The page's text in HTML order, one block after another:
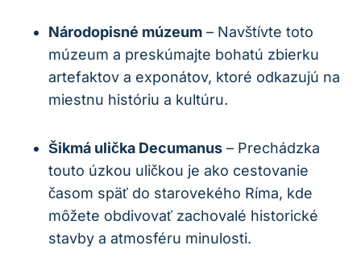
Národopisné múzeum – Navštívte toto
múzeum a preskúmajte bohatú zbierku
artefaktov a exponátov, ktoré odkazujú na
miestnu históriu a kultúru.
Šikmá ulička Decumanus – Prechádzka
touto úzkou uličkou je ako cestovanie
časom späť do starovekého Ríma, kde
môžete obdivovať zachovalé historické
stavby a atmosféru minulosti.